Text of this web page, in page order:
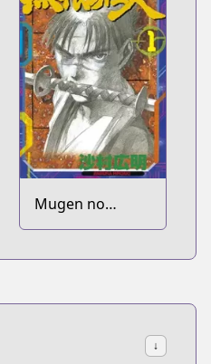
Mugen no
Juunin
↓